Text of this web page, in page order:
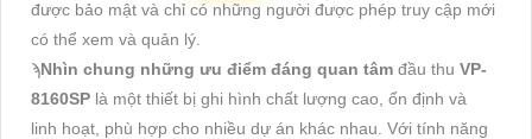
được bảo mật và chỉ có những người được phép truy cập mới
có thể xem và quản lý.
ϡNhìn chung những ưu điểm đáng quan tâm đầu thu VP-
8160SP là một thiết bị ghi hình chất lượng cao, ổn định và
linh hoạt, phù hợp cho nhiều dự án khác nhau. Với tính năng